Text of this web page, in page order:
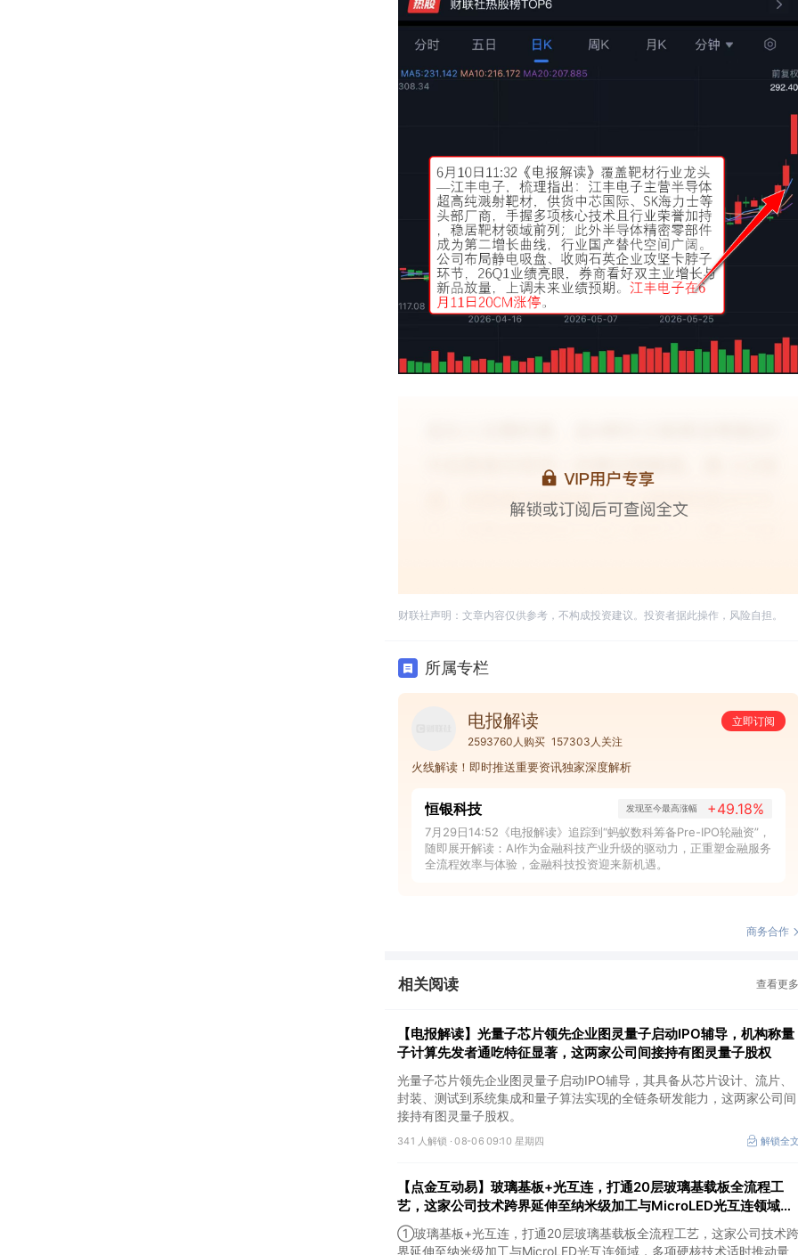
财联社声明：文章内容仅供参考，不构成投资建议。投资者据此操作，风险自担。
所属专栏
电报解读
立即订阅
2593760人购买 157303人关注
火线解读！即时推送重要资讯独家深度解析
恒银科技 发现至今最高涨幅 +49.18%
7月29日14:52《电报解读》追踪到“蚂蚁数科筹备Pre-IPO轮融资”，
随即展开解读：AI作为金融科技产业升级的驱动力，正重塑金融服务
全流程效率与体验，金融科技投资迎来新机遇。
商务合作
相关阅读 查看更多
【电报解读】光量子芯片领先企业图灵量子启动IPO辅导，机构称量
子计算先发者通吃特征显著，这两家公司间接持有图灵量子股权
光量子芯片领先企业图灵量子启动IPO辅导，其具备从芯片设计、流片、
封装、测试到系统集成和量子算法实现的全链条研发能力，这两家公司间
接持有图灵量子股权。
341 人解锁 ·08-06 09:10 星期四 解锁全文
【点金互动易】玻璃基板+光互连，打通20层玻璃基载板全流程工
艺，这家公司技术跨界延伸至纳米级加工与MicroLED光互连领域，
多项硬核技术适时推动量产
①玻璃基板+光互连，打通20层玻璃基载板全流程工艺，这家公司技术跨
界延伸至纳米级加工与MicroLED光互连领域，多项硬核技术适时推动量